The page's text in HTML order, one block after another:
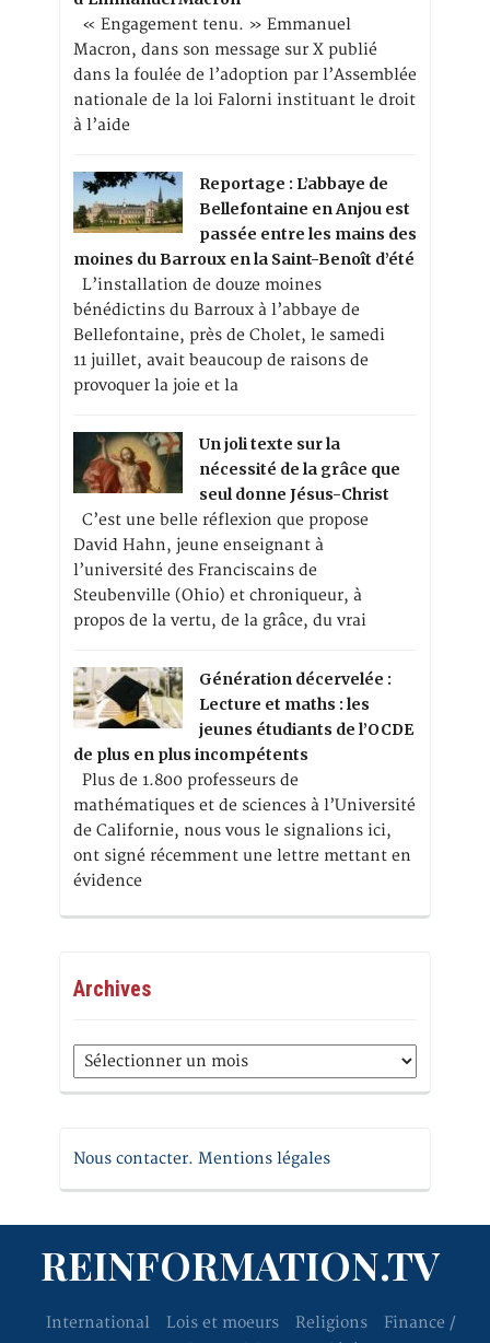
« Engagement tenu. » Emmanuel
Macron, dans son message sur X publié
dans la foulée de l’adoption par l’Assemblée
nationale de la loi Falorni instituant le droit
à l’aide
Reportage : L’abbaye de
Bellefontaine en Anjou est
passée entre les mains des
moines du Barroux en la Saint-Benoît d’été
L’installation de douze moines
bénédictins du Barroux à l’abbaye de
Bellefontaine, près de Cholet, le samedi
11 juillet, avait beaucoup de raisons de
provoquer la joie et la
Un joli texte sur la
nécessité de la grâce que
seul donne Jésus-Christ
C’est une belle réflexion que propose
David Hahn, jeune enseignant à
l’université des Franciscains de
Steubenville (Ohio) et chroniqueur, à
propos de la vertu, de la grâce, du vrai
Génération décervelée :
Lecture et maths : les
jeunes étudiants de l’OCDE
de plus en plus incompétents
Plus de 1.800 professeurs de
mathématiques et de sciences à l’Université
de Californie, nous vous le signalions ici,
ont signé récemment une lettre mettant en
évidence
Archives
Archives
Nous contacter. Mentions légales
REINFORMATION.TV
International Lois et moeurs Religions
Finance /